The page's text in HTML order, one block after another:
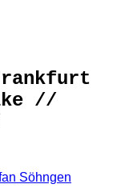
//
Söhngen